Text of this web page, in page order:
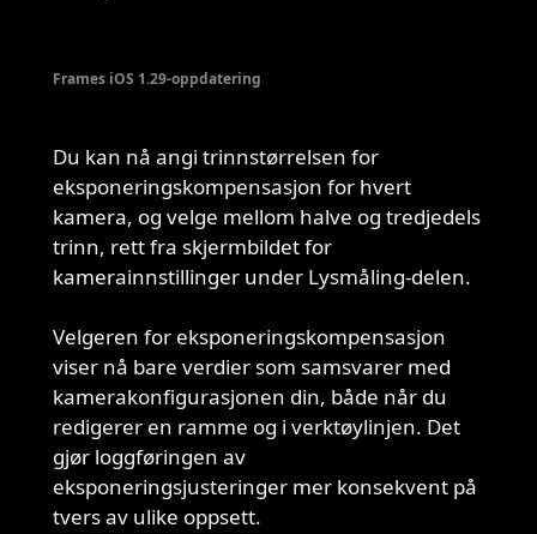
Frames iOS 1.29-oppdatering
Du kan nå angi trinnstørrelsen for
eksponeringskompensasjon for hvert
kamera, og velge mellom halve og tredjedels
trinn, rett fra skjermbildet for
kamerainnstillinger under Lysmåling-delen.
Velgeren for eksponeringskompensasjon
viser nå bare verdier som samsvarer med
kamerakonfigurasjonen din, både når du
redigerer en ramme og i verktøylinjen. Det
gjør loggføringen av
eksponeringsjusteringer mer konsekvent på
tvers av ulike oppsett.